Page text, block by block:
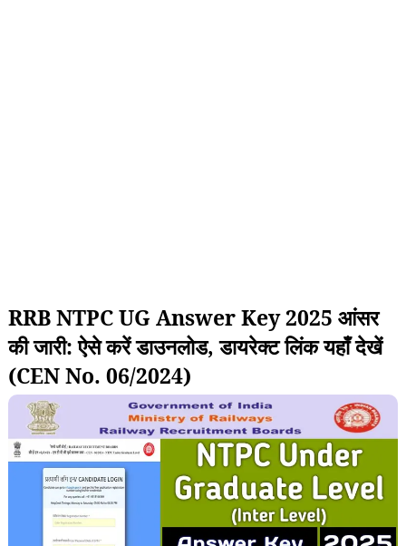
RRB NTPC UG Answer Key 2025 आंसर
की जारी: ऐसे करें डाउनलोड, डायरेक्ट लिंक यहाँ देखें
(CEN No. 06/2024)